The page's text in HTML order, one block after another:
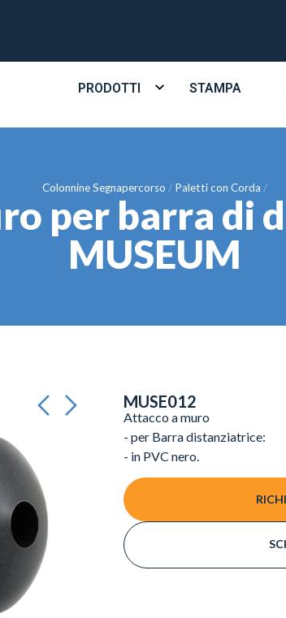
PRODOTTI STAMPA
Colonnine Segnapercorso Paletti con Corda
per barra di
MUSEUM
MUSE012
Attacco a muro
- per Barra distanziatrice:
- in PVC nero.